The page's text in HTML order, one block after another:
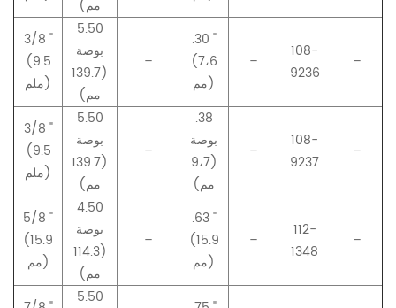
مم)
3/8 "
(9.5
ملم)
5.50
بوصة
(139.7
مم)
–
.30 "
(7،6
مم)
–
108-
9236
–
3/8 "
(9.5
ملم)
5.50
بوصة
(139.7
مم)
–
.38
بوصة
(9،7
مم)
–
108-
9237
–
5/8 "
(15.9
مم)
4.50
بوصة
(114.3
مم)
–
.63 "
(15.9
مم)
–
112-
1348
–
5.50